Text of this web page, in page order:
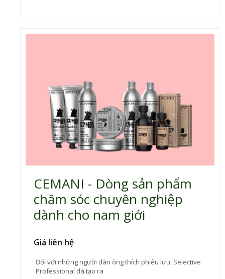
CEMANI - Dòng sản phẩm
chăm sóc chuyên nghiệp
dành cho nam giới
Giá liên hệ
Đối với những người đàn ông thích phiêu lưu, Selective
Professional đã tạo ra